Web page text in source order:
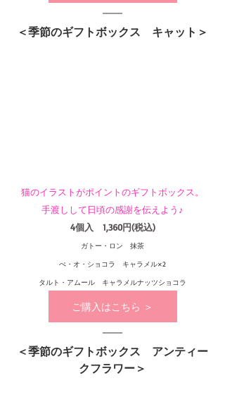
＜季節のギフトボックス　キャット＞
猫のイラストがポイントのギフトボックス。
手渡しして日頃の感謝を伝えよう♪
4個入　1,360円(税込)
ガトー・ロン　抹茶
ぺ・オ・ショコラ　キャラメル×2
タルト・アムール　キャラメルナッツショコラ
ご購入はこちら ＞
＜季節のギフトボックス　アンティー
クフラワー＞